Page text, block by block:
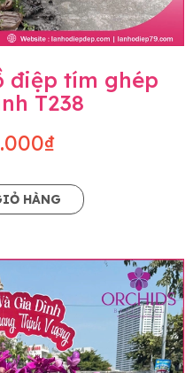
điệp tím ghép
T238
HÀNG